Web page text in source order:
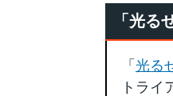
「光る
「 光る
トライ